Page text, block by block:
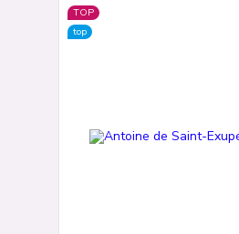
TOP
top